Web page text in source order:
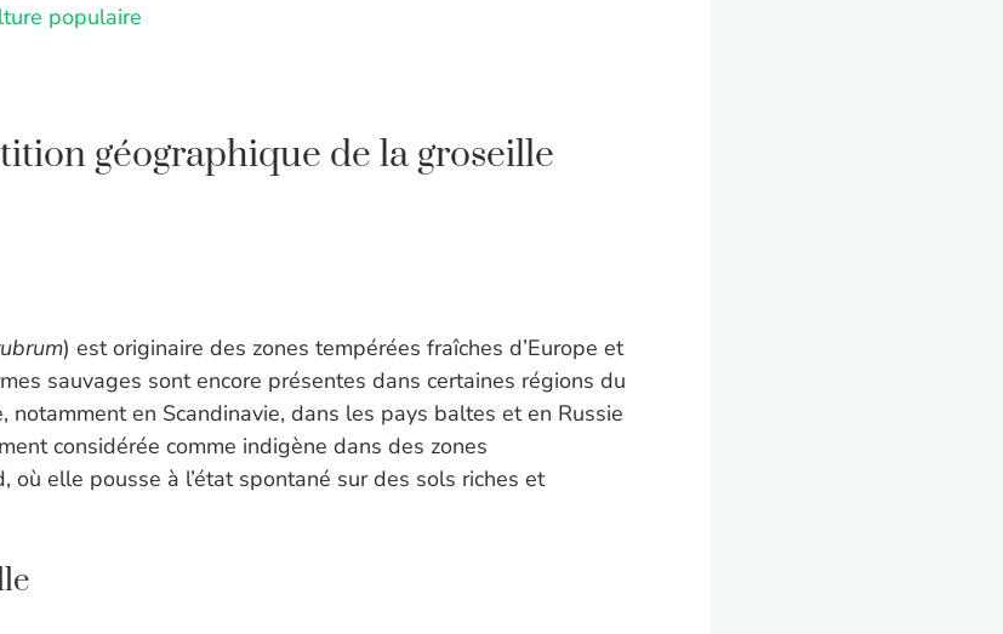
populaire
géographique de la groseille
) est originaire des zones tempérées fraîches d’Europe et
sauvages sont encore présentes dans certaines régions du
notamment en Scandinavie, dans les pays baltes et en Russie
considérée comme indigène dans des zones
où elle pousse à l’état spontané sur des sols riches et